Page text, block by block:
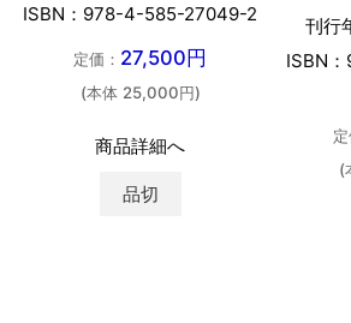
ISBN：978-4-585-27049-2
定価： 27,500円
(本体 25,000円)
商品詳細へ
品切
刊行
ISBN
定
(